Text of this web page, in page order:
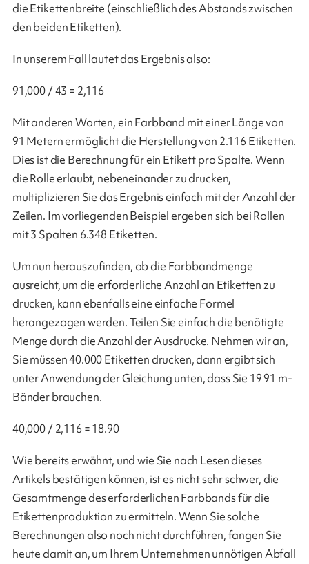
die Etikettenbreite (einschließlich des Abstands zwischen
den beiden Etiketten).
In unserem Fall lautet das Ergebnis also:
91,000 / 43 = 2,116
Mit anderen Worten, ein Farbband mit einer Länge von
91 Metern ermöglicht die Herstellung von 2.116 Etiketten.
Dies ist die Berechnung für ein Etikett pro Spalte. Wenn
die Rolle erlaubt, nebeneinander zu drucken,
multiplizieren Sie das Ergebnis einfach mit der Anzahl der
Zeilen. Im vorliegenden Beispiel ergeben sich bei Rollen
mit 3 Spalten 6.348 Etiketten.
Um nun herauszufinden, ob die Farbbandmenge
ausreicht, um die erforderliche Anzahl an Etiketten zu
drucken, kann ebenfalls eine einfache Formel
herangezogen werden. Teilen Sie einfach die benötigte
Menge durch die Anzahl der Ausdrucke. Nehmen wir an,
Sie müssen 40.000 Etiketten drucken, dann ergibt sich
unter Anwendung der Gleichung unten, dass Sie 19 91 m-
Bänder brauchen.
40,000 / 2,116 = 18.90
Wie bereits erwähnt, und wie Sie nach Lesen dieses
Artikels bestätigen können, ist es nicht sehr schwer, die
Gesamtmenge des erforderlichen Farbbands für die
Etikettenproduktion zu ermitteln. Wenn Sie solche
Berechnungen also noch nicht durchführen, fangen Sie
heute damit an, um Ihrem Unternehmen unnötigen Abfall